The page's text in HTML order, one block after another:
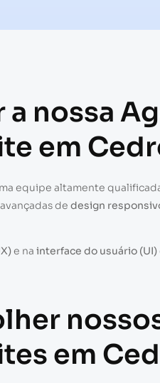
nossa
em
equipe altamente
de design
e na interface do usuário (UI)
em